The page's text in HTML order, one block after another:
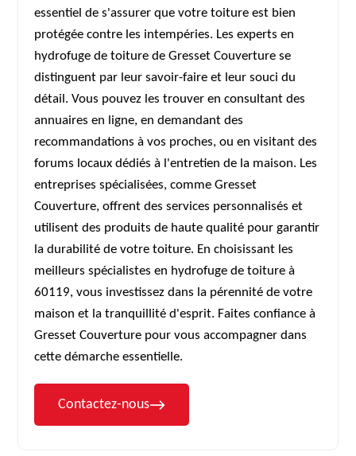
essentiel de s'assurer que votre toiture est bien
protégée contre les intempéries. Les experts en
hydrofuge de toiture de Gresset Couverture se
distinguent par leur savoir-faire et leur souci du
détail. Vous pouvez les trouver en consultant des
annuaires en ligne, en demandant des
recommandations à vos proches, ou en visitant des
forums locaux dédiés à l'entretien de la maison. Les
entreprises spécialisées, comme Gresset
Couverture, offrent des services personnalisés et
utilisent des produits de haute qualité pour garantir
la durabilité de votre toiture. En choisissant les
meilleurs spécialistes en hydrofuge de toiture à
60119, vous investissez dans la pérennité de votre
maison et la tranquillité d'esprit. Faites confiance à
Gresset Couverture pour vous accompagner dans
cette démarche essentielle.
Contactez-nous